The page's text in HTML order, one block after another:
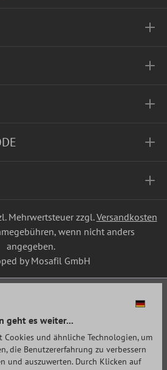
Mehrwertsteuer zzgl.Versandkosten
wenn nicht anders
angegeben.
by Mosafil GmbH
geht es weiter...
Cookies und ähnliche Technologien, um
die Benutzererfahrung zu verbessern
und auszuwerten. Durch Klicken auf